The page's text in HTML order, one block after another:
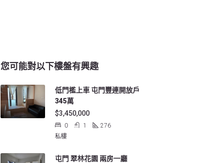
您可能對以下樓盤有興趣
低門檻上車 屯門豐連開放戶
345萬
$3,450,000
0 1
276
私樓
屯門 翠林花園 兩房一廳